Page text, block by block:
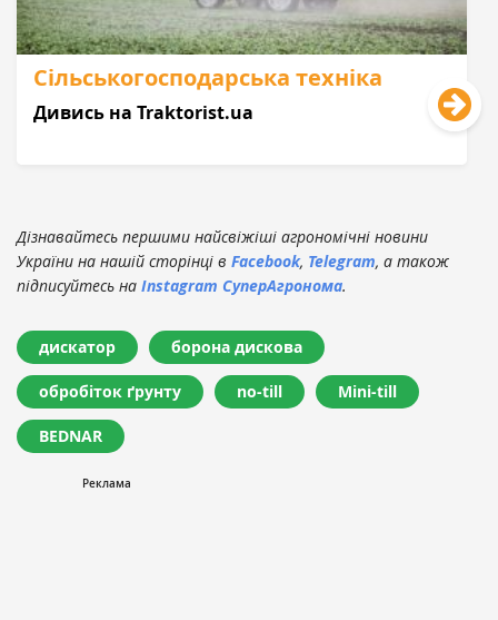
Сільськогосподарська техніка
Дивись на Traktorist.ua
Дізнавайтесь першими найсвіжіші агрономічні новини
України на нашій сторінці в Facebook, Telegram, а також
підписуйтесь на Instagram СуперАгронома.
дискатор борона дискова
обробіток ґрунту no-till Mini-till
BEDNAR